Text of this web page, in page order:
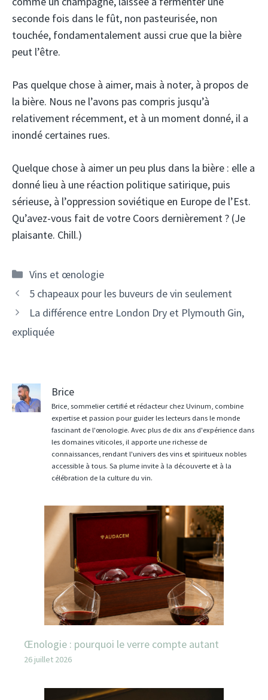
seconde fois dans le fût, non pasteurisée, non
touchée, fondamentalement aussi crue que la bière
peut l’être.
Pas quelque chose à aimer, mais à noter, à propos de
la bière. Nous ne l’avons pas compris jusqu’à
relativement récemment, et à un moment donné, il a
inondé certaines rues.
Quelque chose à aimer un peu plus dans la bière : elle a
donné lieu à une réaction politique satirique, puis
sérieuse, à l’oppression soviétique en Europe de l’Est.
Qu’avez-vous fait de votre Coors dernièrement ? (Je
plaisante. Chill.)
Catégories
Vins et œnologie
Navigation
des
5 chapeaux pour les buveurs de vin seulement
La différence entre London Dry et Plymouth Gin,
expliquée
Brice
Brice, sommelier certifié et rédacteur chez Uvinum, combine
expertise et passion pour guider les lecteurs dans le monde
fascinant de l'œnologie. Avec plus de dix ans d'expérience dans
les domaines viticoles, il apporte une richesse de
connaissances, rendant l'univers des vins et spiritueux nobles
accessible à tous. Sa plume invite à la découverte et à la
célébration de la culture du vin.
Œnologie : pourquoi le verre compte autant
26 juillet 2026